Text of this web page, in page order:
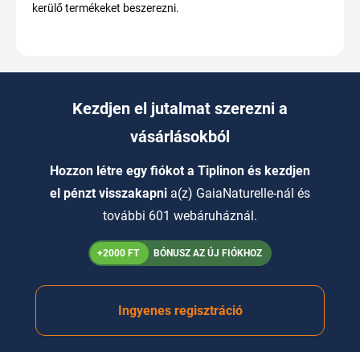
kerülő termékeket beszerezni.
Kezdjen el jutalmat szerezni a
vásárlásokból
Hozzon létre egy fiókot a Tiplinon és kezdjen
el pénzt visszakapni a(z) GaiaNaturelle-nál és
további 601 webáruháznál.
+2000 FT BÓNUSZ AZ ÚJ FIÓKHOZ
Ingyenes regisztráció